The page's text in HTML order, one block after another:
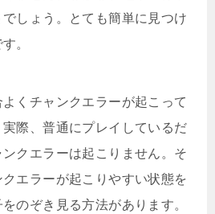
しょう。とても簡単に見つけ
。
くチャンクエラーが起こって
際、普通にプレイしているだ
クエラーは起こりません。そ
エラーが起こりやすい状態を
のぞき見る方法があります。